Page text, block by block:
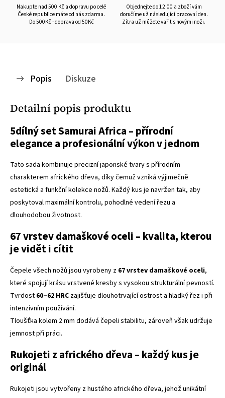
Nakupte nad 500 Kč a dopravu po celé
České republice máte od nás zdarma.
Do 500Kč - doprava od 50Kč
Objednejte do 12:00 a zboží vám
doručíme už následující pracovní den.
Zítra už můžete vařit s novými noži.
Popis Diskuze
Detailní popis produktu
5dílný set Samurai Africa – přírodní
elegance a profesionální výkon v jednom
Tato sada kombinuje precizní japonské tvary s přírodním
charakterem afrického dřeva, díky čemuž vzniká výjimečně
estetická a funkční kolekce nožů. Každý kus je navržen tak, aby
poskytoval maximální kontrolu, pohodlné vedení řezu a
dlouhodobou životnost.
67 vrstev damaškové oceli – kvalita, kterou
je vidět i cítit
Čepele všech nožů jsou vyrobeny z 67 vrstev damaškové oceli,
které spojují krásu vrstvené kresby s vysokou strukturální pevností.
Tvrdost 60–62 HRC zajišťuje dlouhotrvající ostrost a hladký řez i při
intenzivním používání.
Tloušťka kolem 2 mm dodává čepeli stabilitu, zároveň však udržuje
jemnost při práci.
Rukojeti z afrického dřeva – každý kus je
originál
Rukojeti jsou vytvořeny z hustého afrického dřeva, jehož unikátní